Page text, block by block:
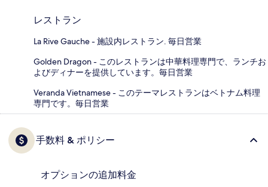
レストラン
La Rive Gauche - 施設内レストラン. 毎日営業
Golden Dragon - このレストランは中華料理専門で、ランチお
よびディナーを提供しています。毎日営業
Veranda Vietnamese - このテーマレストランはベトナム料理
専門です。毎日営業
手数料 & ポリシー
オプションの追加料金